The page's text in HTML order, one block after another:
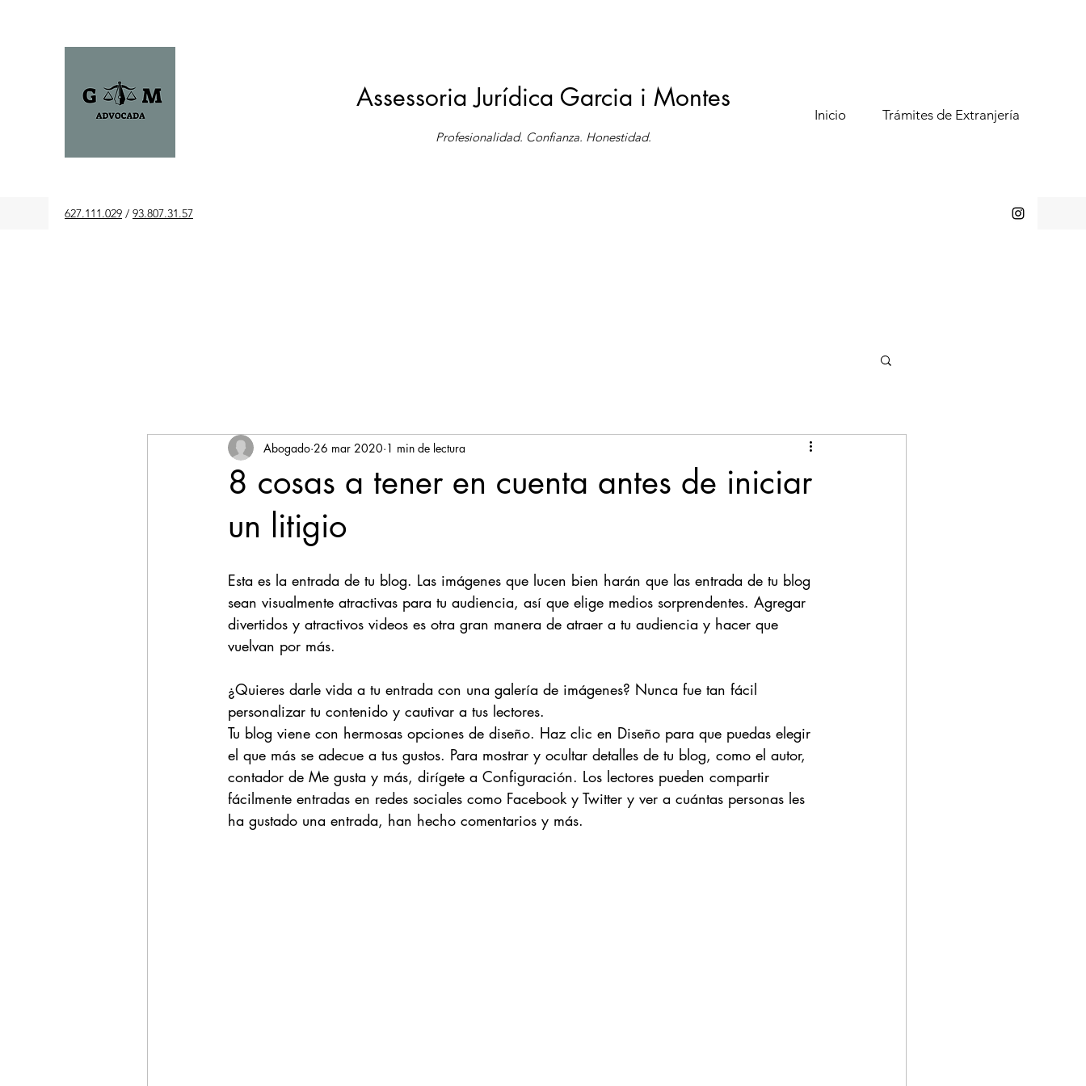
Inicio Trámites de Extranjería
Assessoria Jurídica Garcia i Montes
Profesionalidad. Confianza. Honestidad.
627.111.029 / 93.807.31.57
8 cosas a tener en cuenta antes de iniciar
un litigio
Abogado 26 mar 2020 1 min de lectura
Esta es la entrada de tu blog. Las imágenes que lucen bien harán que las entrada de tu blog
sean visualmente atractivas para tu audiencia, así que elige medios sorprendentes. Agregar
divertidos y atractivos videos es otra gran manera de atraer a tu audiencia y hacer que
vuelvan por más.
¿Quieres darle vida a tu entrada con una galería de imágenes? Nunca fue tan fácil
personalizar tu contenido y cautivar a tus lectores.
Tu blog viene con hermosas opciones de diseño. Haz clic en Diseño para que puedas elegir
el que más se adecue a tus gustos. Para mostrar y ocultar detalles de tu blog, como el autor,
contador de Me gusta y más, dirígete a Configuración. Los lectores pueden compartir
fácilmente entradas en redes sociales como Facebook y Twitter y ver a cuántas personas les
ha gustado una entrada, han hecho comentarios y más.